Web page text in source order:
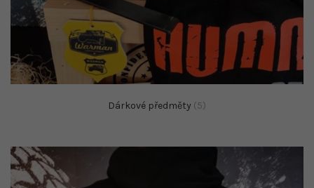
Dárkové předměty (5)